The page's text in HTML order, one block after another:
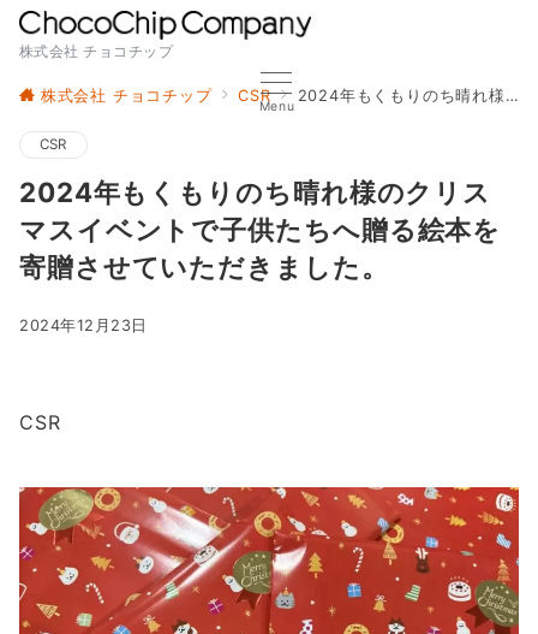
株式会社 チョコチップ
Menu
株式会社 チョコチップ CSR 2024年もくもりのち晴れ様のクリスマスイベントで子供たちへ贈る絵本を寄贈させていただきました。
CSR
2024年もくもりのち晴れ様のクリス
マスイベントで子供たちへ贈る絵本を
寄贈させていただきました。
2024年12月23日
CSR